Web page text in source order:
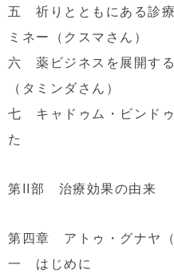
五 祈りとともにある診
ミネー（クスマさん）
六 薬ビジネスを展開す
（タミンダさん）
七 キャドゥム・ビンド
た
第II部 治療効果の由来
第四章 アトゥ・グナヤ
一 はじめに